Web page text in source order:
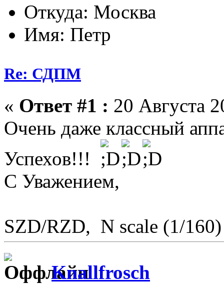
Откуда: Москва
Имя: Петр
Re: СДПМ
« Ответ #1 : 20 Августа
Очень даже классный
Успехов!!!
С Уважением,
SZD/RZD, N scale (1/
Knallfrosch